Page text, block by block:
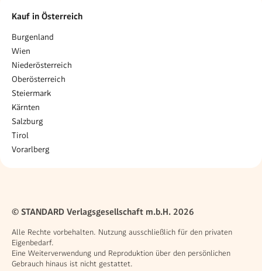
Kauf in Österreich
Burgenland
Wien
Niederösterreich
Oberösterreich
Steiermark
Kärnten
Salzburg
Tirol
Vorarlberg
© STANDARD Verlagsgesellschaft m.b.H. 2026
Alle Rechte vorbehalten. Nutzung ausschließlich für den privaten
Eigenbedarf.
Eine Weiterverwendung und Reproduktion über den persönlichen
Gebrauch hinaus ist nicht gestattet.